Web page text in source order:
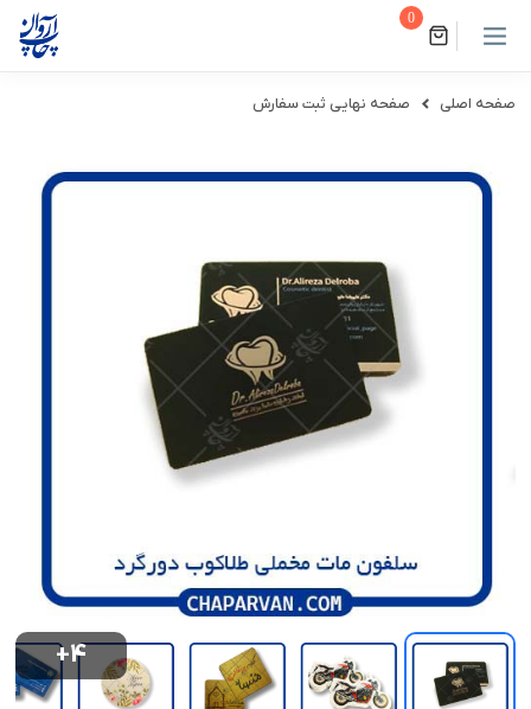
0
صفحه اصلی صفحه نهایی ثبت سفارش
+4